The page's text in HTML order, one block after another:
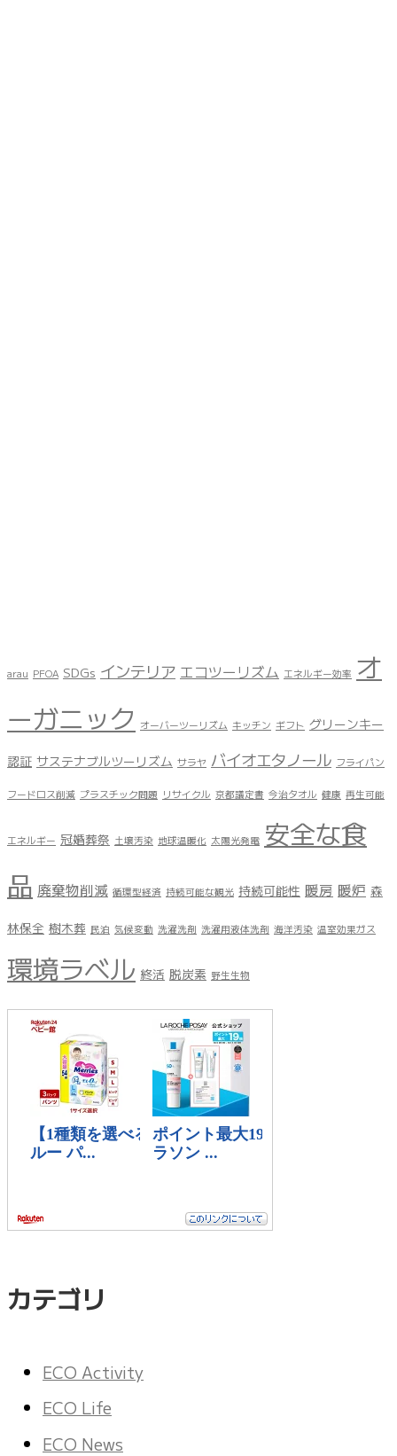
arau PFOA SDGs インテリア エコツーリズム エネルギー効率 オ
ーガニック オーバーツーリズム キッチン ギフト グリーンキー
認証 サステナブルツーリズム サラヤ バイオエタノール フライパン
フードロス削減 プラスチック問題 リサイクル 京都議定書 今治タオル 健康 再生可能
エネルギー 冠婚葬祭 土壌汚染 地球温暖化 太陽光発電 安全な食
品 廃棄物削減 循環型経済 持続可能な観光 持続可能性 暖房 暖炉 森
林保全 樹木葬 民泊 気候変動 洗濯洗剤 洗濯用液体洗剤 海洋汚染 温室効果ガス
環境ラベル 終活 脱炭素 野生生物
カテゴリ
ECO Activity
ECO Life
ECO News